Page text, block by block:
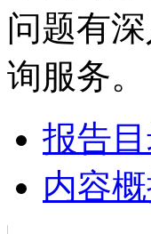
问题有
询服务。
报告
内容